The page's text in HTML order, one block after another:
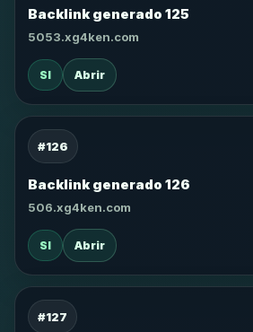
Backlink generado 125
5053.xg4ken.com
SI Abrir
#126
Backlink generado 126
506.xg4ken.com
SI Abrir
#127